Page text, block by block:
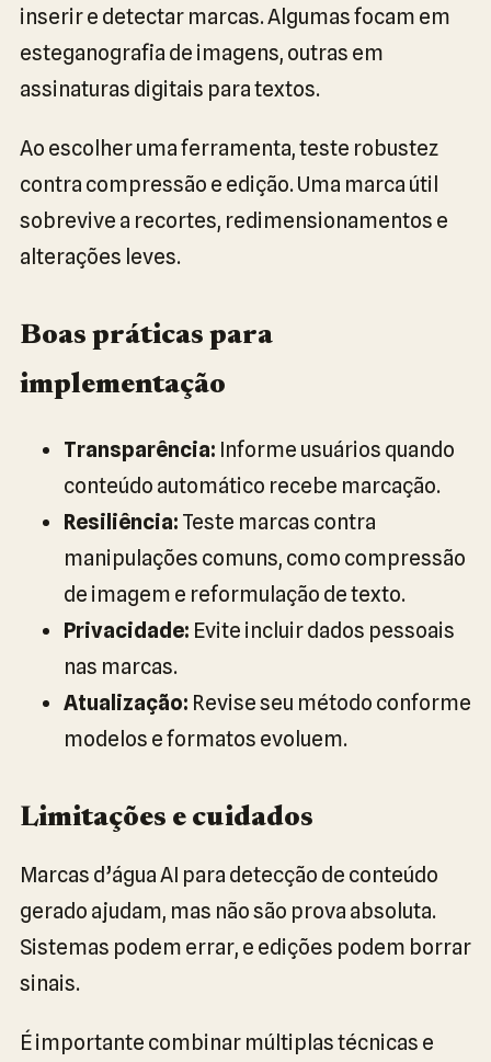
inserir e detectar marcas. Algumas focam em
esteganografia de imagens, outras em
assinaturas digitais para textos.
Ao escolher uma ferramenta, teste robustez
contra compressão e edição. Uma marca útil
sobrevive a recortes, redimensionamentos e
alterações leves.
Boas práticas para
implementação
Transparência: Informe usuários quando
conteúdo automático recebe marcação.
Resiliência: Teste marcas contra
manipulações comuns, como compressão
de imagem e reformulação de texto.
Privacidade: Evite incluir dados pessoais
nas marcas.
Atualização: Revise seu método conforme
modelos e formatos evoluem.
Limitações e cuidados
Marcas d’água AI para detecção de conteúdo
gerado ajudam, mas não são prova absoluta.
Sistemas podem errar, e edições podem borrar
sinais.
É importante combinar múltiplas técnicas e